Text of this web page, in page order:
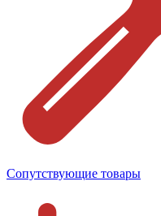
Сопутствующие товары